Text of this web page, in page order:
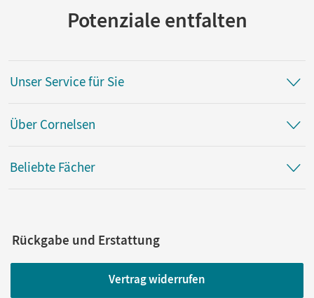
Potenziale entfalten
Unser Service für Sie
Über Cornelsen
Beliebte Fächer
Rückgabe und Erstattung
Vertrag widerrufen